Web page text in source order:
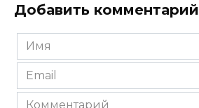
Добавить комментарий
Имя
*
Email
*
Комментарий